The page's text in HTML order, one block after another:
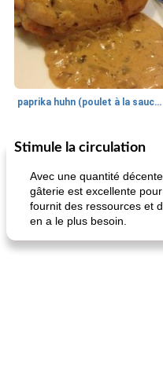
paprika huhn (poulet à la sauce paprika).
25
Petit déjeuner et brunch
Stimule la circulation
Avec une quantité
gâterie est excellente
fournit des ressources et
en a le plus besoin.